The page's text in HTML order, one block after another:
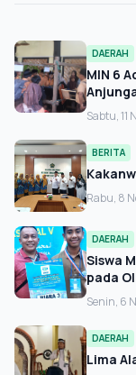
DAERAH
MIN 6
Sabtu, 11
BERITA
Rabu, 8
DAERAH
Siswa
pada
Senin, 6
DAERAH
Lima